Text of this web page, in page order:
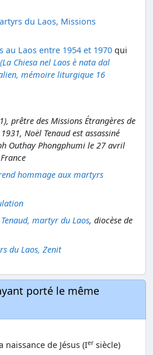
du Laos, Missions
au Laos entre 1954 et 1970 qui
(La Chiesa nel Laos è nata dal
mémoire liturgique 16
prêtre des Missions Étrangères de
Noël Tenaud est assassiné
Outhay Phongphumi le 27 avril
hommage aux martyrs
martyr du Laos, diocèse de
du Laos, Zenit
porté le même
de Jésus (Iersiècle)